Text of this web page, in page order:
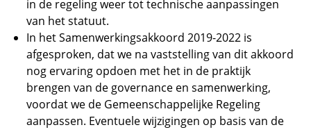
in de regeling weer tot technische aanpassingen
van het statuut.
In het Samenwerkingsakkoord 2019-2022 is
afgesproken, dat we na vaststelling van dit akkoord
nog ervaring opdoen met het in de praktijk
brengen van de governance en samenwerking,
voordat we de Gemeenschappelijke Regeling
aanpassen. Eventuele wijzigingen op basis van de